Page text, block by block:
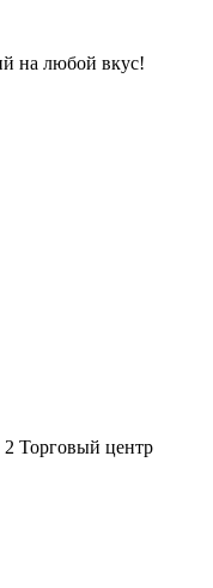
на любой вкус!
Торговый центр